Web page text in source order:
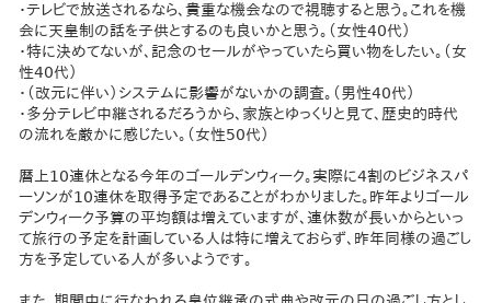
・テレビで放送されるなら、貴重な機会なので視聴すると思う。これを機
会に天皇制の話を子供とするのも良いかと思う。（女性40代）
・特に決めてないが、記念のセールがやっていたら買い物をしたい。（女
性40代）
・（改元に伴い）システムに影響がないかの調査。（男性40代）
・多分テレビ中継されるだろうから、家族とゆっくりと見て、歴史的時代
の流れを厳かに感じたい。（女性50代）
暦上10連休となる今年のゴールデンウィーク。実際に4割のビジネスパ
ーソンが10連休を取得予定であることがわかりました。昨年よりゴール
デンウィーク予算の平均額は増えていますが、連休数が長いからといっ
て旅行の予定を計画している人は特に増えておらず、昨年同様の過ごし
方を予定している人が多いようです。